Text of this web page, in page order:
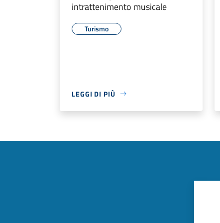
intrattenimento musicale
Turismo
LEGGI DI PIÙ